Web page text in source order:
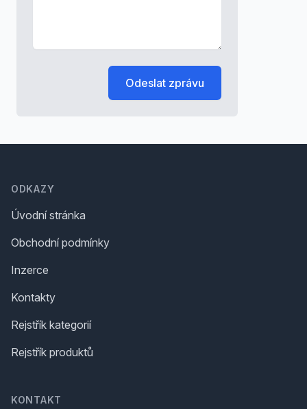
Odeslat zprávu
ODKAZY
Úvodní stránka
Obchodní podmínky
Inzerce
Kontakty
Rejstřík kategorií
Rejstřík produktů
KONTAKT